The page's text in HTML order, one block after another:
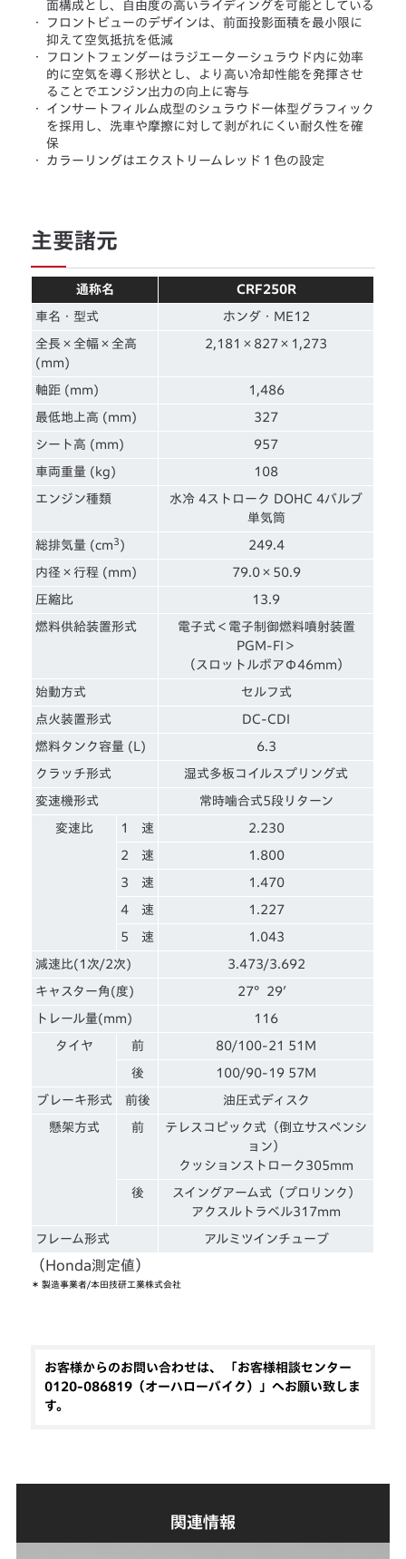
面構成とし、自由度の高いライディングを可能としている
・
フロントビューのデザインは、前面投影面積を最小限に
抑えて空気抵抗を低減
・
フロントフェンダーはラジエーターシュラウド内に効率
的に空気を導く形状とし、より高い冷却性能を発揮させ
ることでエンジン出力の向上に寄与
・
インサートフィルム成型のシュラウド一体型グラフィック
を採用し、洗車や摩擦に対して剥がれにくい耐久性を確
保
・
カラーリングはエクストリームレッド１色の設定
主要諸元
通称名 CRF250R
車名・型式 ホンダ・ME12
全長×全幅×全高
(mm)
2,181×827×1,273
軸距 (mm) 1,486
最低地上高 (mm) 327
シート高 (mm) 957
車両重量 (kg) 108
エンジン種類
水冷 4ストローク DOHC 4バルブ
単気筒
総排気量 (cm 3 ) 249.4
内径×行程 (mm) 79.0×50.9
圧縮比 13.9
燃料供給装置形式
電子式＜電子制御燃料噴射装置
PGM-FI＞
（スロットルボアΦ46mm）
始動方式 セルフ式
点火装置形式 DC-CDI
燃料タンク容量 (L) 6.3
クラッチ形式 湿式多板コイルスプリング式
変速機形式 常時噛合式5段リターン
変速比 1 速 2.230
2 速 1.800
3 速 1.470
4 速 1.227
5 速 1.043
減速比(1次/2次) 3.473/3.692
キャスター角(度) 27°29′
トレール量(mm) 116
タイヤ 前 80/100-21 51M
後 100/90-19 57M
ブレーキ形式 前後 油圧式ディスク
懸架方式 前
テレスコピック式（倒立サスペンシ
ョン）
クッションストローク305mm
後
スイングアーム式（プロリンク）
アクスルトラベル317mm
フレーム形式 アルミツインチューブ
（Honda測定値）
＊ 製造事業者/本田技研工業株式会社
お客様からのお問い合わせは、 「お客様相談センター
0120-086819（オーハローバイク）」へお願い致しま
す。
関連情報